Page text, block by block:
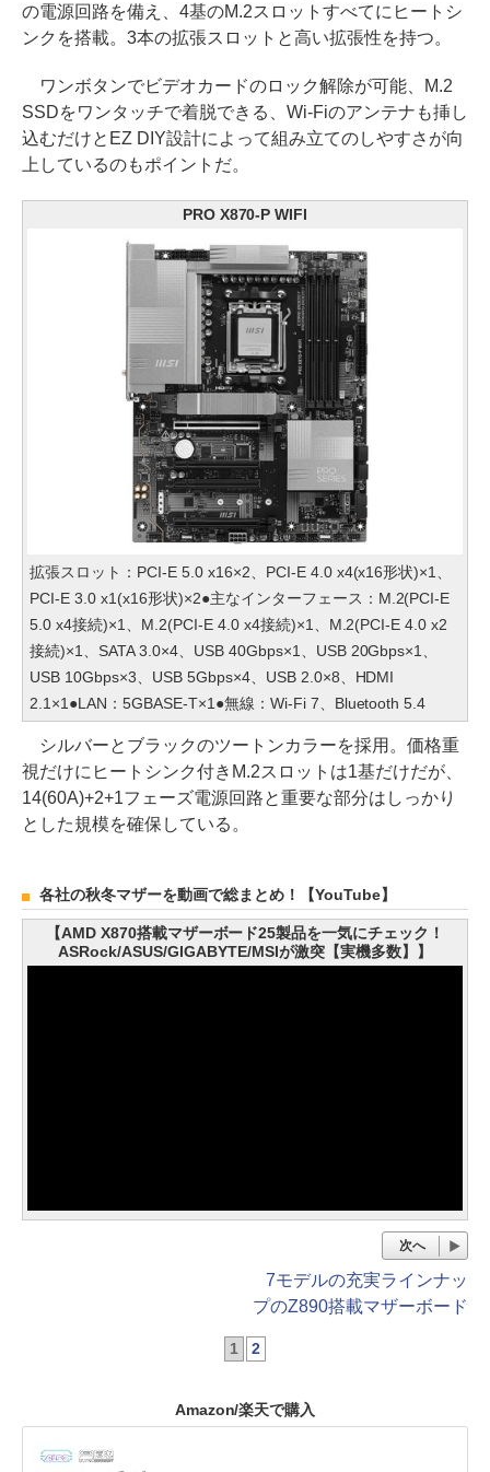
の電源回路を備え、4基のM.2スロットすべてにヒートシ
ンクを搭載。3本の拡張スロットと高い拡張性を持つ。
ワンボタンでビデオカードのロック解除が可能、M.2
SSDをワンタッチで着脱できる、Wi-Fiのアンテナも挿し
込むだけとEZ DIY設計によって組み立てのしやすさが向
上しているのもポイントだ。
PRO X870-P WIFI
拡張スロット：PCI-E 5.0 x16×2、PCI-E 4.0 x4(x16形状)×1、
PCI-E 3.0 x1(x16形状)×2●主なインターフェース：M.2(PCI-E
5.0 x4接続)×1、M.2(PCI-E 4.0 x4接続)×1、M.2(PCI-E 4.0 x2
接続)×1、SATA 3.0×4、USB 40Gbps×1、USB 20Gbps×1、
USB 10Gbps×3、USB 5Gbps×4、USB 2.0×8、HDMI
2.1×1●LAN：5GBASE-T×1●無線：Wi-Fi 7、Bluetooth 5.4
シルバーとブラックのツートンカラーを採用。価格重
視だけにヒートシンク付きM.2スロットは1基だけだが、
14(60A)+2+1フェーズ電源回路と重要な部分はしっかり
とした規模を確保している。
各社の秋冬マザーを動画で総まとめ！【YouTube】
【AMD X870搭載マザーボード25製品を一気にチェック！
ASRock/ASUS/GIGABYTE/MSIが激突【実機多数】】
次へ
7モデルの充実ラインナッ
プのZ890搭載マザーボード
1 2
Amazon/楽天で購入